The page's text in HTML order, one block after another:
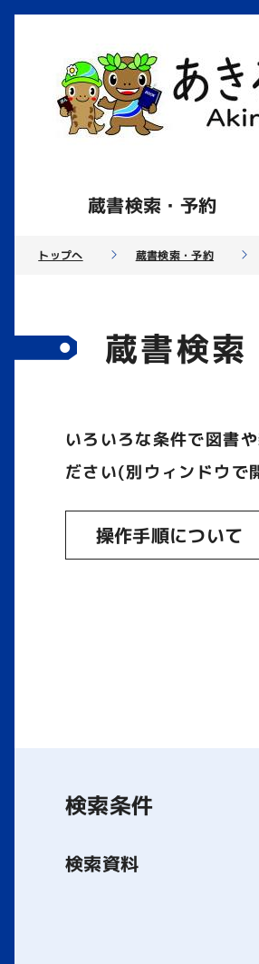
蔵書検索・予約
トップへ 蔵書検索・予約
蔵書検索
いろいろな条件で図書
ださい(別ウィンドウで
操作手順について
検索条件
検索資料